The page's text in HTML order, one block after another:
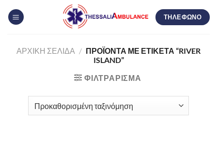
στο
ΤΗΛΕΦΩΝΟ
ΑΡΧΙΚΉ ΣΕΛΊΔΑ / ΠΡΟΪΌΝΤΑ ΜΕ ΕΤΙΚΈΤΑ “RIVER
ISLAND”
ΦΙΛΤΡΆΡΙΣΜΑ